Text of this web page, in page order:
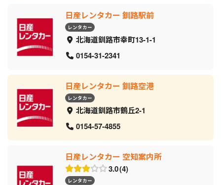
日産レンタカー 釧路駅前
レンタカー
北海道釧路市幸町13-1-1
0154-31-2341
日産レンタカー 釧路空港
レンタカー
北海道釧路市鶴丘2-1
0154-57-4855
日産レンタカー 空知案内所
3.0 4
レンタカー